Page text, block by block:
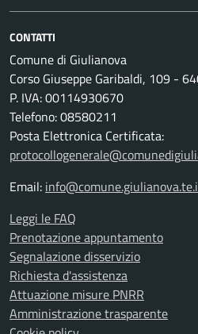
CONTATTI
Comune di Giulianova
Corso Giuseppe Garibaldi, 109 -
P. IVA: 00114930670
Telefono: 08580211
Posta Elettronica Certificata:
Email:
Leggi le FAQ
Prenotazione appuntamento
Segnalazione disservizio
Richiesta d'assistenza
Attuazione misure PNRR
Amministrazione trasparente